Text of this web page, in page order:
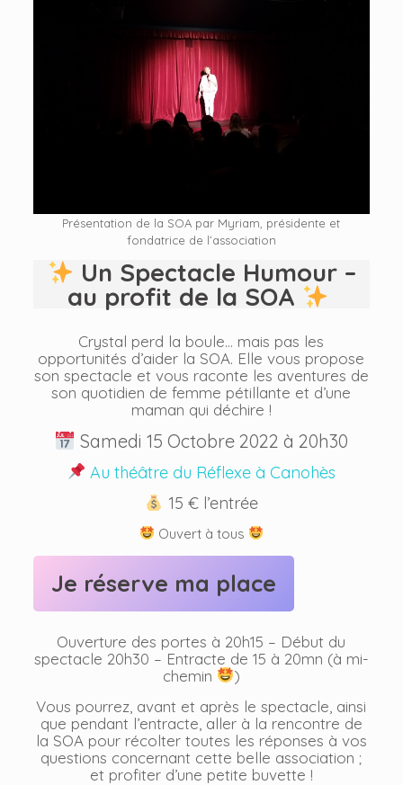
Présentation de la SOA par Myriam, présidente et
fondatrice de l’association
Un Spectacle Humour –
au profit de la SOA
Crystal perd la boule… mais pas les
opportunités d’aider la SOA. Elle vous propose
son spectacle et vous raconte les aventures de
son quotidien de femme pétillante et d’une
maman qui déchire !
Samedi 15 Octobre 2022 à 20h30
Au théâtre du Réflexe à Canohès
15 € l’entrée
Ouvert à tous
Je réserve ma place
Ouverture des portes à 20h15 – Début du
spectacle 20h30 – Entracte de 15 à 20mn (à mi-
chemin
)
Vous pourrez, avant et après le spectacle, ainsi
que pendant l’entracte, aller à la rencontre de
la SOA pour récolter toutes les réponses à vos
questions concernant cette belle association ;
et profiter d’une petite buvette !